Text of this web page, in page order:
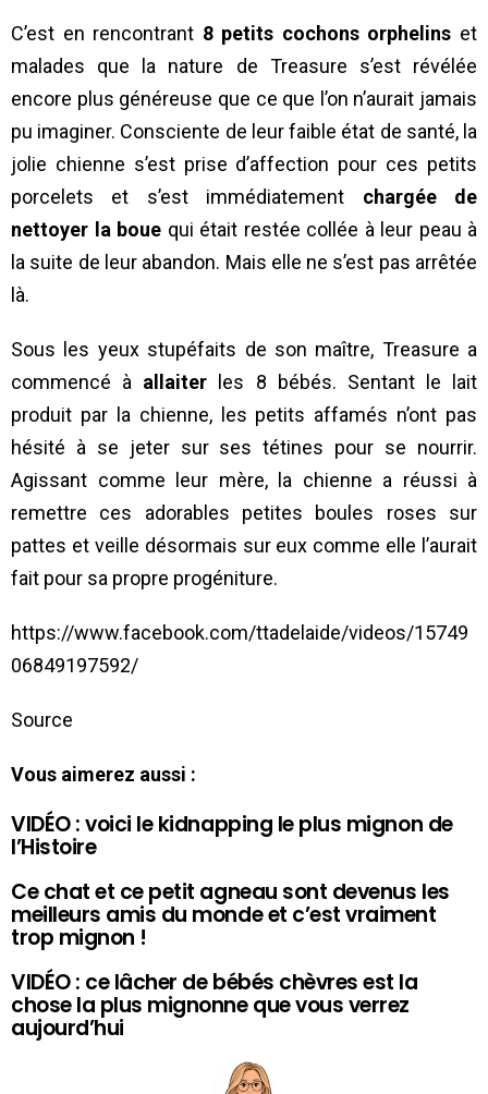
C’est en rencontrant 8 petits cochons orphelins et
malades que la nature de Treasure s’est révélée
encore plus généreuse que ce que l’on n’aurait jamais
pu imaginer. Consciente de leur faible état de santé, la
jolie chienne s’est prise d’affection pour ces petits
porcelets et s’est immédiatement chargée de
nettoyer la boue qui était restée collée à leur peau à
la suite de leur abandon. Mais elle ne s’est pas arrêtée
là.
Sous les yeux stupéfaits de son maître, Treasure a
commencé à allaiter les 8 bébés. Sentant le lait
produit par la chienne, les petits affamés n’ont pas
hésité à se jeter sur ses tétines pour se nourrir.
Agissant comme leur mère, la chienne a réussi à
remettre ces adorables petites boules roses sur
pattes et veille désormais sur eux comme elle l’aurait
fait pour sa propre progéniture.
https://www.facebook.com/ttadelaide/videos/15749
06849197592/
Source
Vous aimerez aussi :
VIDÉO : voici le kidnapping le plus mignon de
l’Histoire
Ce chat et ce petit agneau sont devenus les
meilleurs amis du monde et c’est vraiment
trop mignon !
VIDÉO : ce lâcher de bébés chèvres est la
chose la plus mignonne que vous verrez
aujourd’hui